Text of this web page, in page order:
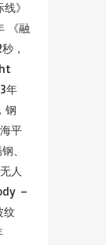
》
《融
，
年
钢
平
、
人
–
纹